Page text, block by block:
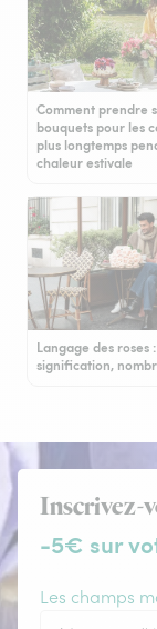
Comment prendre
bouquets pour les
plus longtemps
chaleur estivale
Langage des roses :
signification,
Inscrivez-
-5€ sur
Les champs